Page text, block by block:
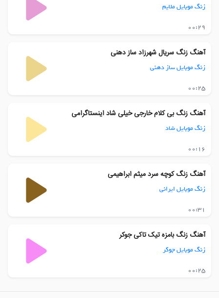
زنگ موبایل ملایم
00:29
آهنگ زنگ سریال شهرزاد ساز دهنی
زنگ موبایل ساز دهنی
00:25
آهنگ زنگ بی کلام خارجی خیلی شاد اینستاگرامی
زنگ موبایل شاد
00:16
آهنگ زنگ کوچه سرد میثم ابراهیمی
زنگ موبایل ایرانی
00:31
آهنگ زنگ بامزه تیک تاکی جوکر
زنگ موبایل جوکر
00:25